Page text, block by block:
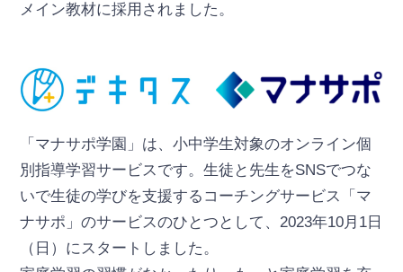
メイン教材に採用されました。
「マナサポ学園」は、小中学生対象のオンライン個
別指導学習サービスです。生徒と先生をSNSでつな
いで生徒の学びを支援するコーチングサービス「マ
ナサポ」のサービスのひとつとして、2023年10月1日
（日）にスタートしました。